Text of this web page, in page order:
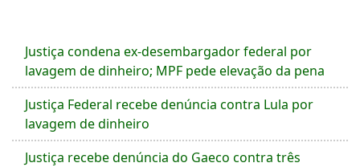
Justiça condena ex-desembargador federal por
lavagem de dinheiro; MPF pede elevação da pena
Justiça Federal recebe denúncia contra Lula por
lavagem de dinheiro
Justiça recebe denúncia do Gaeco contra três